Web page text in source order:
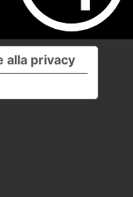
alla privacy